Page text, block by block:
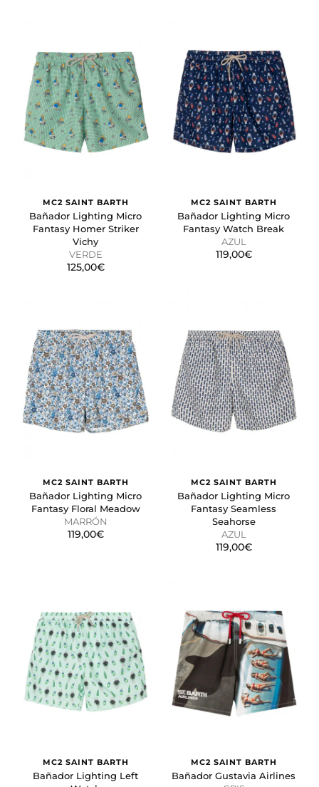
MC2 SAINT BARTH
Bañador Lighting Micro
Fantasy Homer Striker
Vichy
VERDE
125,00€
MC2 SAINT BARTH
Bañador Lighting Micro
Fantasy Watch Break
AZUL
119,00€
MC2 SAINT BARTH
Bañador Lighting Micro
Fantasy Floral Meadow
MARRÓN
119,00€
MC2 SAINT BARTH
Bañador Lighting Micro
Fantasy Seamless
Seahorse
AZUL
119,00€
MC2 SAINT BARTH
Bañador Lighting Left
MC2 SAINT BARTH
Bañador Gustavia Airlines
Cookies de preferencias
Estas cookies permiten a la página web recordar
información que cambia la forma en que la página se
comporta o el aspecto que tiene, como su idioma
preferido o la región en la que usted se encuentra.
Cookies de marketing
Estas cookies se utilizan para rastrear a los visitantes en
las páginas web. La intención es mostrar anuncios
GUARDAR CONFIGURACIÓN
Puedes volver a configurar tus cookies desde la sección